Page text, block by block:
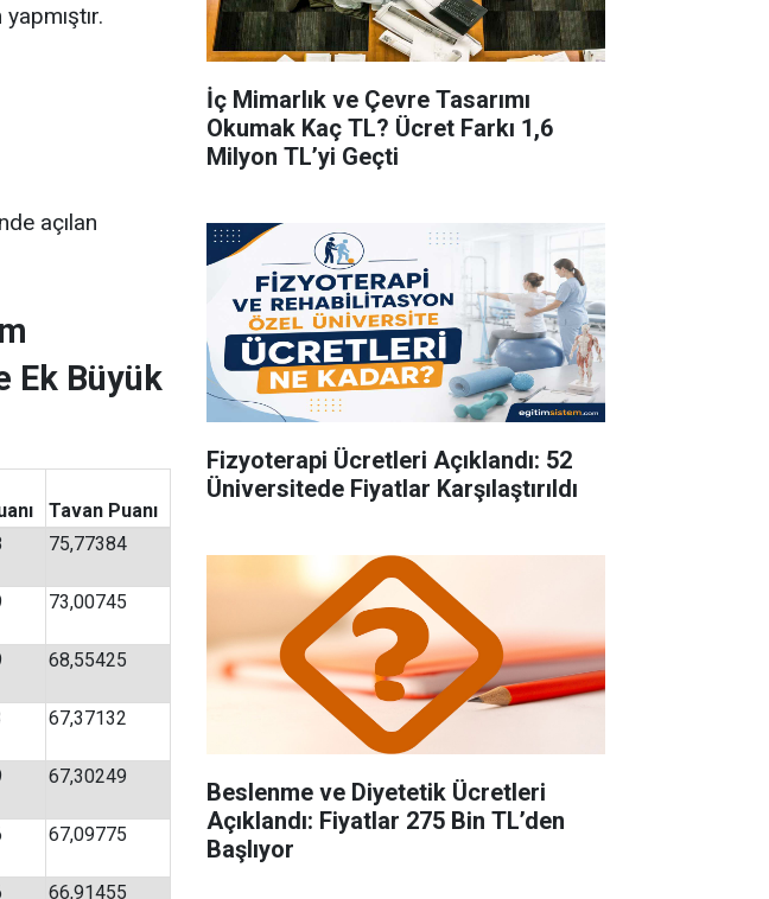
yapmıştır.
açılan
Ek Büyük
Tavan Puanı
75,77384
73,00745
68,55425
67,37132
67,30249
67,09775
66,91455
İç Mimarlık ve Çevre Tasarımı
Okumak Kaç TL? Ücret Farkı 1,6
Milyon TL’yi Geçti
Fizyoterapi Ücretleri Açıklandı: 52
Üniversitede Fiyatlar Karşılaştırıldı
Beslenme ve Diyetetik Ücretleri
Açıklandı: Fiyatlar 275 Bin TL’den
Başlıyor